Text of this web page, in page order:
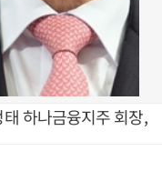
하나금융지주 회장,